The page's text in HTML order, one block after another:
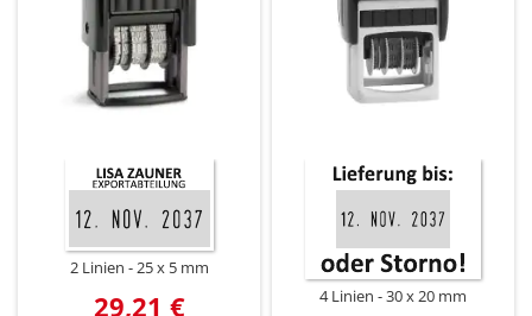
2 Linien 25 x 5 mm
29,21 €
4 Linien 30 x 20 mm